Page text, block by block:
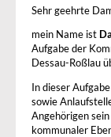
Sehr geehrte
mein Name ist
Aufgabe der
Dessau-Roßlau
In dieser
sowie
Angehörigen
kommunaler